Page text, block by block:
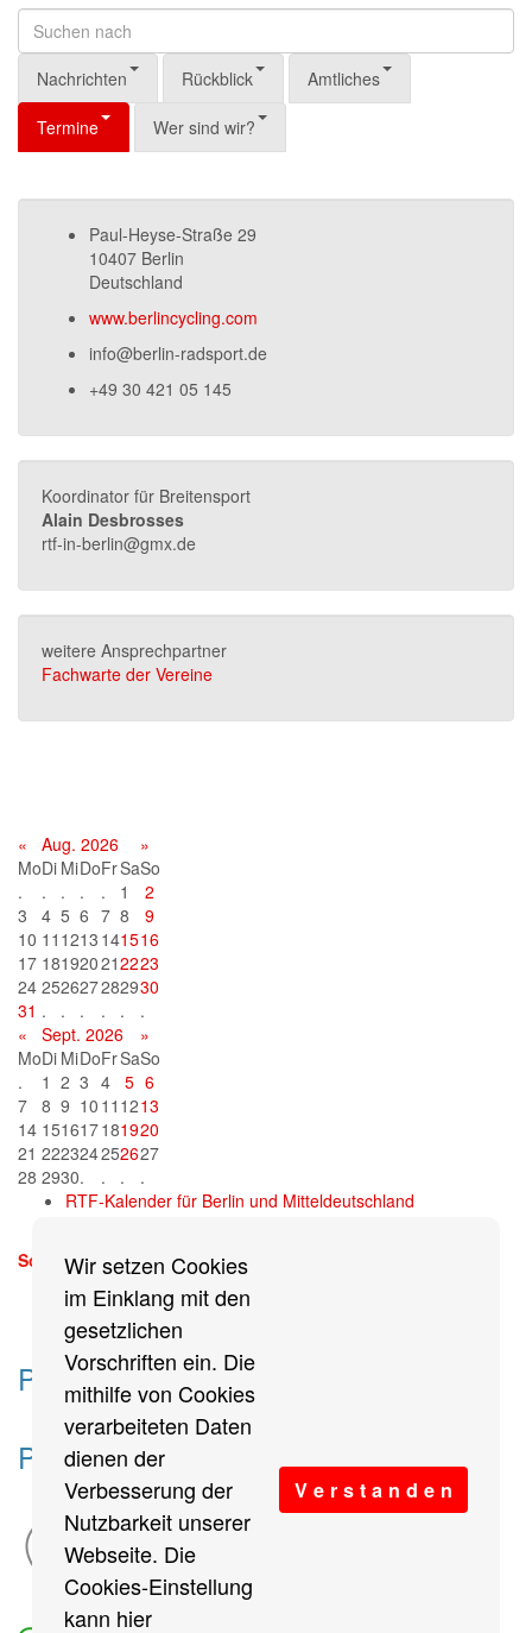
Wir setzen Cookies
im Einklang mit den
gesetzlichen
Vorschriften ein. Die
mithilfe von Cookies
verarbeiteten Daten
dienen der
Verbesserung der
Nutzbarkeit unserer
Webseite. Die
Cookies-Einstellung
kann hier
V e r s t a n d e n
Nachrichten Rückblick Amtliches
Termine Wer sind wir?
Paul-Heyse-Straße 29
10407 Berlin
Deutschland
www.berlincycling.com
info@berlin-radsport.de
+49 30 421 05 145
Koordinator für Breitensport
Alain Desbrosses
rtf-in-berlin@gmx.de
weitere Ansprechpartner
Fachwarte der Vereine
« Aug. 2026
»
MoDi MiDoFrSaSo
.
. . . . 1
2
3
4 5 6 7 8
9
10 11 1213 141516
17 181920212223
24 252627282930
31 . . . . .
.
«
Sept. 2026
»
MoDi MiDoFrSaSo
.
1 2 3 4 5 6
7 8 9 10 11 1213
14 151617181920
21 222324252627
28 2930. . .
.
RTF-Kalender für Berlin und Mitteldeutschland
Sonntag, 13. September 2026
Partner des Breitensports
Partner von BRV-Breitensport.de